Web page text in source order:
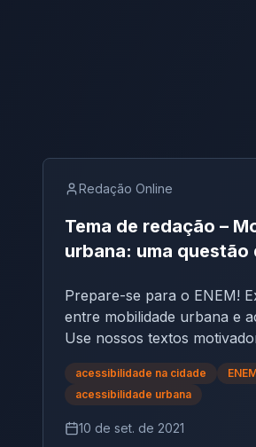
Redação Online
Tema de redação –
urbana: uma questão
Prepare-se para o ENEM!
entre mobilidade urbana e
Use nossos textos
do IBGE sobre pessoas
reflita sobre os desafios e
acessibilidade na cidade
acessibilidade urbana
10 de set. de 2021